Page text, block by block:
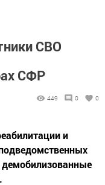
СВО
СФР
449 0 0
и